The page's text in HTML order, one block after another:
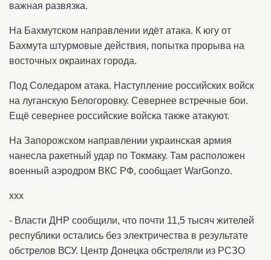
важная развязка.
На Бахмутском направлении идёт атака. К югу от
Бахмута штурмовые действия, попытка прорыва на
восточных окраинах города.
Под Соледаром атака. Наступление российских войск
на луганскую Белогоровку. Севернее встречные бои.
Ещё севернее российские войска также атакуют.
На Запорожском направлении украинская армия
нанесла ракетный удар по Токмаку. Там расположен
военный аэродром ВКС РФ, сообщает WarGonzo.
ххх
- Власти ДНР сообщили, что почти 11,5 тысяч жителей
республики остались без электричества в результате
обстрелов ВСУ. Центр Донецка обстреляли из РСЗО